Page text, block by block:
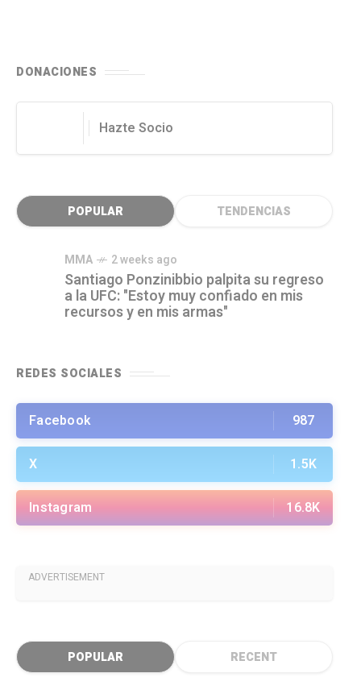
DONACIONES
Hazte Socio
POPULAR TENDENCIAS
MMA 2 weeks ago
Santiago Ponzinibbio palpita su regreso
a la UFC: "Estoy muy confiado en mis
recursos y en mis armas"
REDES SOCIALES
Facebook 987
X 1.5K
Instagram 16.8K
ADVERTISEMENT
POPULAR RECENT